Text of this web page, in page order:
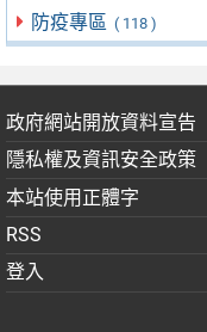
防疫專區 ( 118 )
政府網站開放資料宣告
隱私權及資訊安全政策
本站使用正體字
RSS
登入